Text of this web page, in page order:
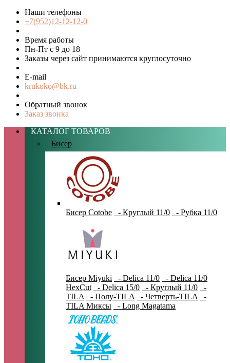
Наши телефоны
+7(952)12-12-12-0
Время работы
Пн-Пт с 9 до 18
Заказы через сайт принимаются круглосуточно
E-mail
krukoko@bk.ru
Обратный звонок
Заказ звонка
КАТАЛОГ ТОВАРОВ
Бисер
Бисер Cotobe - Круглый 11/0 - Рубка 11/0
Бисер Miyuki - Delica 11/0
- Delica 11/0
HexCut
- Delica 15/0 - Круглый 11/0
-
TILA
- Полу-TILA - Четверть-TILA
-
TILA Миксы
- Long Magatama